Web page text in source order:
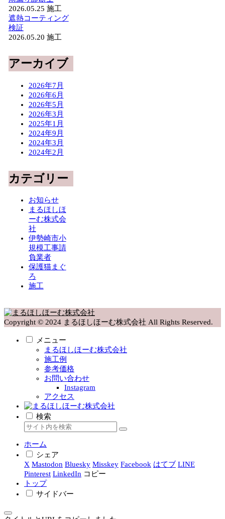
2026.05.25 施工
遮熱コーティング
検証
2026.05.20 施工
アーカイブ
2026年7月
2026年6月
2026年5月
2026年3月
2025年1月
2024年9月
2024年3月
2024年2月
カテゴリー
お知らせ
まるほしほ
ーむ株式会
社
伊勢崎市小
規模工事請
負業者
保護猫まぐ
ろ
施工
Copyright © 2024 まるほしほーむ株式会社 All Rights Reserved.
メニュー
まるほしほーむ株式会社
施工例
参考価格
お問い合わせ
Instagram
アクセス
検索
ホーム
シェア
X Mastodon Bluesky Misskey Facebook はてブ LINE
Pinterest LinkedIn コピー
トップ
サイドバー